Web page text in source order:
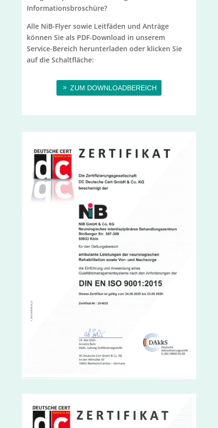
Informationsbroschüre?
Alle NiB-Flyer sowie Leitfäden und Anträge
können Sie als PDF-Download in unserem
Service-Bereich herunterladen oder klicken Sie
auf die Schaltfläche:
ZUM DOWNLOADBEREICH